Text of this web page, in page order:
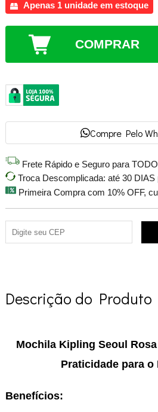
Apenas 1 unidade em estoque
COMPRAR
Compre Pelo
Frete Rápido e Seguro para
Troca Descomplicada: até 30 DIAS
Primeira Compra com 10% OFF,
Descrição do Produto
Mochila Kipling Seoul
Praticidade para o
Benefícios: